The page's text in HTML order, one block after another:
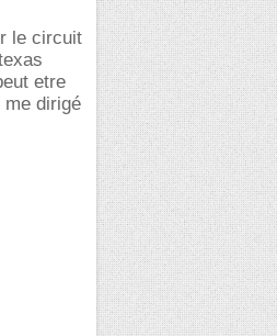
le circuit
etre
dirigé